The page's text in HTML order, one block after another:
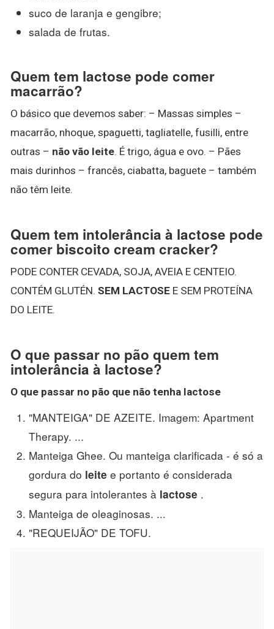
suco de laranja e gengibre;
salada de frutas.
Quem tem lactose pode comer
macarrão?
O básico que devemos saber: – Massas simples –
macarrão, nhoque, spaguetti, tagliatelle, fusilli, entre
outras – não vão leite. É trigo, água e ovo. – Pães
mais durinhos – francês, ciabatta, baguete – também
não têm leite.
Quem tem intolerância à lactose pode
comer biscoito cream cracker?
PODE CONTER CEVADA, SOJA, AVEIA E CENTEIO.
CONTÉM GLUTÉN. SEM LACTOSE E SEM PROTEÍNA
DO LEITE.
O que passar no pão quem tem
intolerância à lactose?
O que passar no pão que não tenha lactose
"MANTEIGA" DE AZEITE. Imagem: Apartment
Therapy. ...
Manteiga Ghee. Ou manteiga clarificada - é só a
gordura do leite e portanto é considerada
segura para intolerantes à lactose .
Manteiga de oleaginosas. ...
"REQUEIJÃO" DE TOFU.